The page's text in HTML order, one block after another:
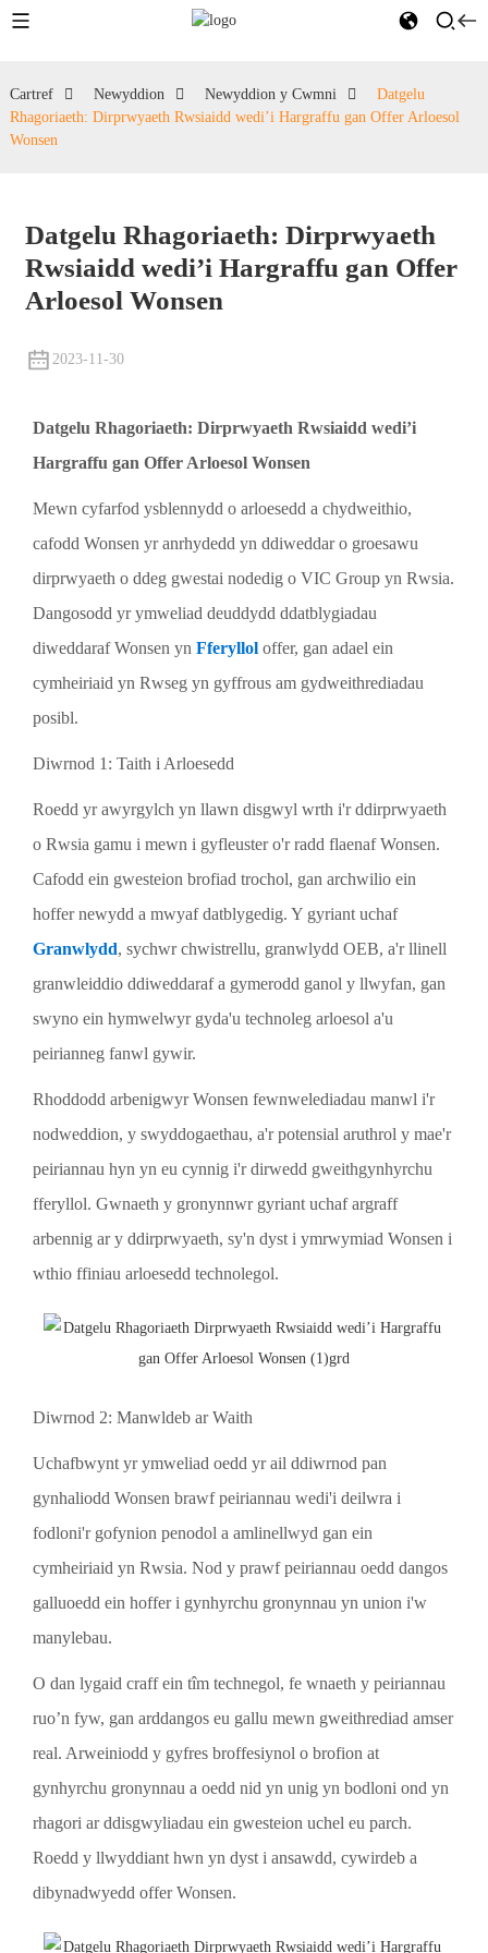
Cartref Newyddion Newyddion y Cwmni
Datgelu
Rhagoriaeth: Dirprwyaeth Rwsiaidd wedi’i Hargraffu gan Offer Arloesol
Wonsen
Datgelu Rhagoriaeth: Dirprwyaeth
Rwsiaidd wedi’i Hargraffu gan Offer
Arloesol Wonsen
2023-11-30
Datgelu Rhagoriaeth: Dirprwyaeth Rwsiaidd wedi’i
Hargraffu gan Offer Arloesol Wonsen
Mewn cyfarfod ysblennydd o arloesedd a chydweithio,
cafodd Wonsen yr anrhydedd yn ddiweddar o groesawu
dirprwyaeth o ddeg gwestai nodedig o VIC Group yn Rwsia.
Dangosodd yr ymweliad deuddydd ddatblygiadau
diweddaraf Wonsen yn Fferylloloffer, gan adael ein
cymheiriaid yn Rwseg yn gyffrous am gydweithrediadau
posibl.
Diwrnod 1: Taith i Arloesedd
Roedd yr awyrgylch yn llawn disgwyl wrth i'r ddirprwyaeth
o Rwsia gamu i mewn i gyfleuster o'r radd flaenaf Wonsen.
Cafodd ein gwesteion brofiad trochol, gan archwilio ein
hoffer newydd a mwyaf datblygedig. Y gyriant uchaf
Granwlydd, sychwr chwistrellu, granwlydd OEB, a'r llinell
granwleiddio ddiweddaraf a gymerodd ganol y llwyfan, gan
swyno ein hymwelwyr gyda'u technoleg arloesol a'u
peirianneg fanwl gywir.
Rhoddodd arbenigwyr Wonsen fewnwelediadau manwl i'r
nodweddion, y swyddogaethau, a'r potensial aruthrol y mae'r
peiriannau hyn yn eu cynnig i'r dirwedd gweithgynhyrchu
fferyllol. Gwnaeth y gronynnwr gyriant uchaf argraff
arbennig ar y ddirprwyaeth, sy'n dyst i ymrwymiad Wonsen i
wthio ffiniau arloesedd technolegol.
Diwrnod 2: Manwldeb ar Waith
Uchafbwynt yr ymweliad oedd yr ail ddiwrnod pan
gynhaliodd Wonsen brawf peiriannau wedi'i deilwra i
fodloni'r gofynion penodol a amlinellwyd gan ein
cymheiriaid yn Rwsia. Nod y prawf peiriannau oedd dangos
galluoedd ein hoffer i gynhyrchu gronynnau yn union i'w
manylebau.
O dan lygaid craff ein tîm technegol, fe wnaeth y peiriannau
ruo’n fyw, gan arddangos eu gallu mewn gweithrediad amser
real. Arweiniodd y gyfres broffesiynol o brofion at
gynhyrchu gronynnau a oedd nid yn unig yn bodloni ond yn
rhagori ar ddisgwyliadau ein gwesteion uchel eu parch.
Roedd y llwyddiant hwn yn dyst i ansawdd, cywirdeb a
dibynadwyedd offer Wonsen.